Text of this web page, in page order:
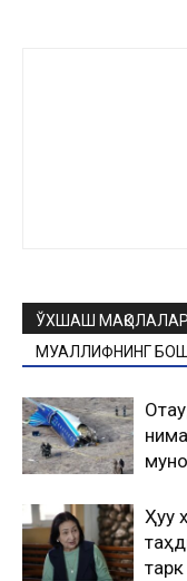
ЎХШАШ МАҚОЛАЛАР
МУАЛЛИФНИНГ